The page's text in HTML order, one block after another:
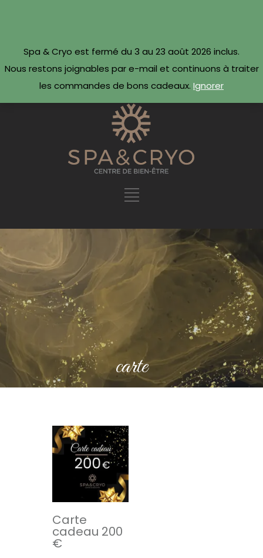
Réserver maintenant ·
carte
Carte
cadeau 200
€
Spa & Cryo est fermé du 3 au 23 août 2026 inclus.
Nous restons joignables par e-mail et continuons à traiter
les commandes de bons cadeaux. Ignorer